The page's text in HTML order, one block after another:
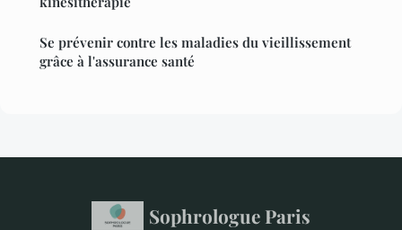
Se prévenir contre les maladies du vieillissement
grâce à l'assurance santé
Sophrologue Paris